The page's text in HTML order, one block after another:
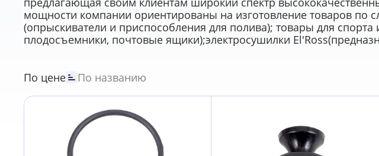
мощности компании ориентированы на изготовление товаров
(опрыскиватели и приспособления для полива); товары для
плодосъемники, почтовые ящики);электросушилки
По цене По названию